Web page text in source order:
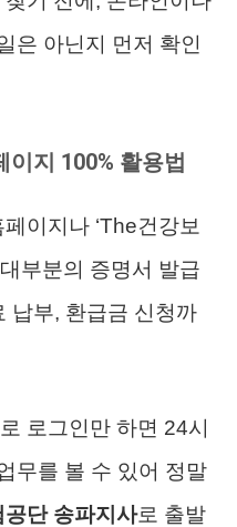
은 아닌지 먼저 확인
지 100% 활용법
이지나 ‘The건강보
부분의 증명서 발급
납부, 환급금 신청까
로그인만 하면 24시
무를 볼 수 있어 정말
단 송파지사로 출발